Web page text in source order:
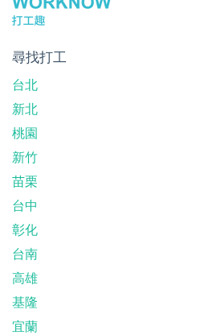
尋找打工
台北
新北
桃園
新竹
苗栗
台中
彰化
台南
高雄
基隆
宜蘭